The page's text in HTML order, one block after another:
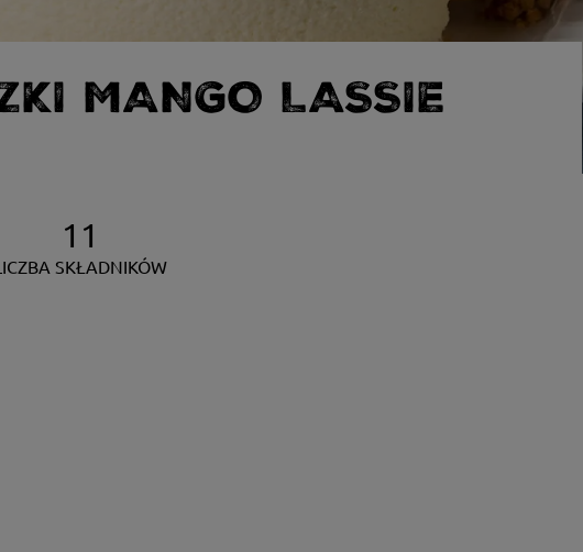
MANGO LASSIE
11
SKŁADNIKÓW